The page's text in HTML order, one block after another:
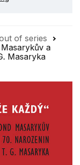
of series
a
Masaryka